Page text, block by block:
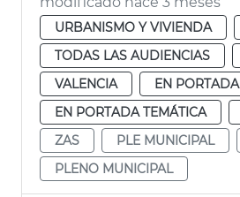
URBANISMO Y VIVIENDA
TODAS LAS AUDIENCIAS
VALENCIA
EN PORTADA
EN PORTADA TEMÁTICA
ZAS
PLE MUNICIPAL
PLENO MUNICIPAL